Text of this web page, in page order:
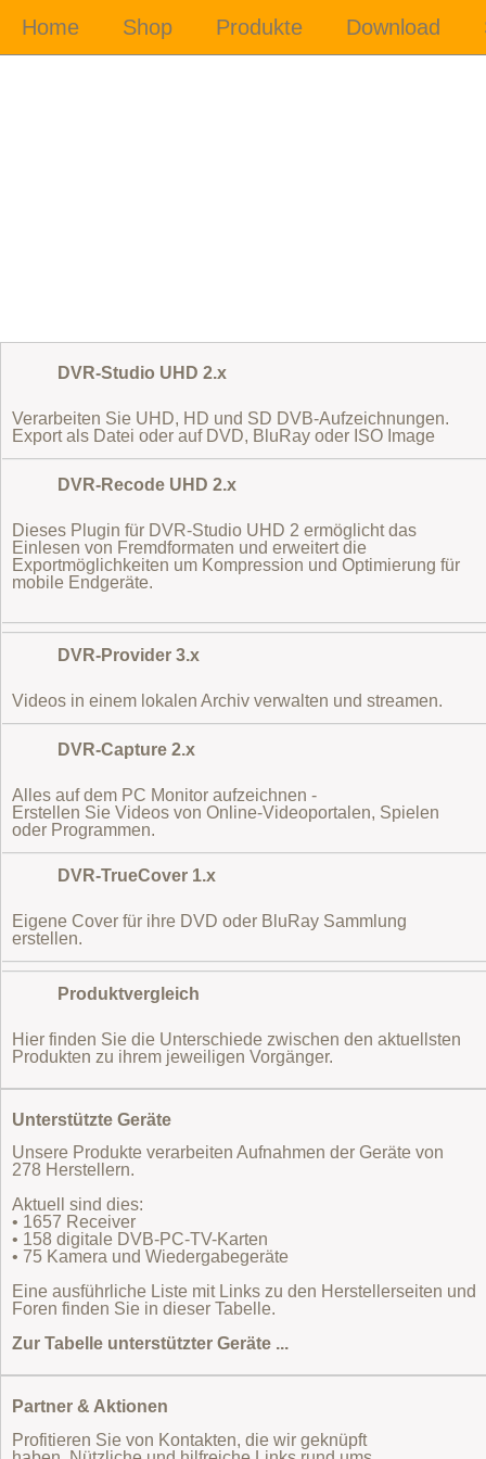
DVR-Studio UHD 2.x
Verarbeiten Sie UHD, HD und SD DVB-Aufzeichnungen.
Export als Datei oder auf DVD, BluRay oder ISO Image
DVR-Recode UHD 2.x
Dieses Plugin für DVR-Studio UHD 2 ermöglicht das
Einlesen von Fremdformaten und erweitert die
Exportmöglichkeiten um Kompression und Optimierung für
mobile Endgeräte.
DVR-Provider 3.x
Videos in einem lokalen Archiv verwalten und streamen.
DVR-Capture 2.x
Alles auf dem PC Monitor aufzeichnen -
Erstellen Sie Videos von Online-Videoportalen, Spielen
oder Programmen.
DVR-TrueCover 1.x
Eigene Cover für ihre DVD oder BluRay Sammlung
erstellen.
Produktvergleich
Hier finden Sie die Unterschiede zwischen den aktuellsten
Produkten zu ihrem jeweiligen Vorgänger.
Unterstützte Geräte
Unsere Produkte verarbeiten Aufnahmen der Geräte von
278 Herstellern.
Aktuell sind dies:
• 1657 Receiver
• 158 digitale DVB-PC-TV-Karten
• 75 Kamera und Wiedergabegeräte
Eine ausführliche Liste mit Links zu den Herstellerseiten und
Foren finden Sie in dieser Tabelle.
Zur Tabelle unterstützter Geräte ...
Partner & Aktionen
Profitieren Sie von Kontakten, die wir geknüpft